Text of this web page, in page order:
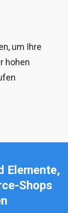
um Ihre
hohen
Elemente,
Shops